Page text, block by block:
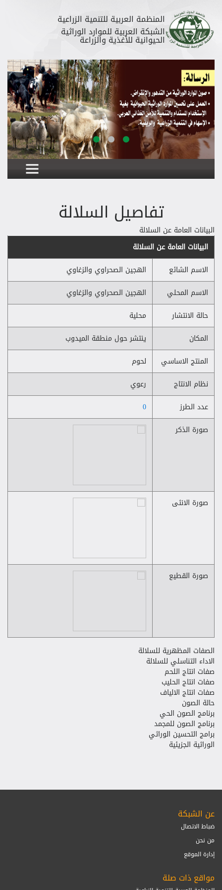
المنظمة العربية للتنمية الزراعية
الشبكة العربية للموارد الوراثية
الحيوانية للأغذية والزراعة
تفاصيل السلالة
البيانات العامة عن السلالة
البيانات العامة عن السلالة
الاسم الشائع
الهجين الصحراوي والزغاوي
الاسم المحلي
الهجين الصحراوي والزغاوي
حالة الانتشار
محلية
المكان
ينتشر حول منطقة الميدوب
المنتج الاساسي
لحوم
نظام الانتاج
رعوي
عدد الطرز
0
صورة الذكر
صورة الانثى
صورة القطيع
الصفات المظهرية للسلالة
الاداء التناسلي للسلالة
صفات انتاج اللحم
صفات انتاج الحليب
صفات انتاج الالياف
حالة الصون
برنامج الصون الحي
برنامج الصون للمجمد
برامج التحسين الوراثي
الوراثية الجزيئية
عن الشبكة
ضباط الاتصال
من نحن
إدارة الموقع
مواقع ذات صلة